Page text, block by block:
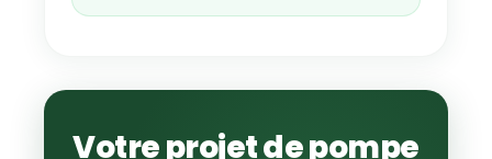
Votre projet de pompe